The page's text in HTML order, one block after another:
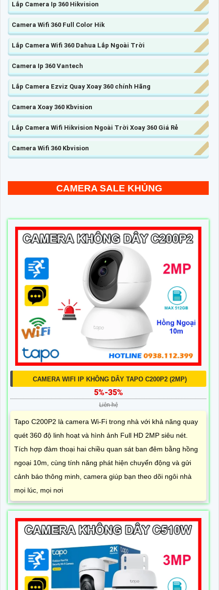
Lắp Camera Ip 360 Hikvision
Camera Wifi 360 Full Color Hik
Lắp Camera Wifi 360 Dahua Lắp Ngoài Trời
Camera Ip 360 Vantech
Lắp Camera Ezviz Quay Xoay 360 chính Hãng
Camera Xoay 360 Kbvision
Lắp Camera Wifi Hikvision Ngoài Trời Xoay 360 Giá Rẻ
Camera Wifi 360 Kbvision
CAMERA SALE KHỦNG
CAMERA WIFI IP KHÔNG DÂY TAPO C200P2 (2MP)
5%-35%
Liên hệ
Tapo C200P2 là camera Wi-Fi trong nhà với khả năng quay
quét 360 độ linh hoạt và hình ảnh Full HD 2MP siêu nét.
Tích hợp đàm thoại hai chiều quan sát ban đêm bằng hồng
ngoại 10m, cùng tính năng phát hiện chuyển động và gửi
cảnh báo thông minh, camera giúp bạn theo dõi ngôi nhà
mọi lúc, mọi nơi